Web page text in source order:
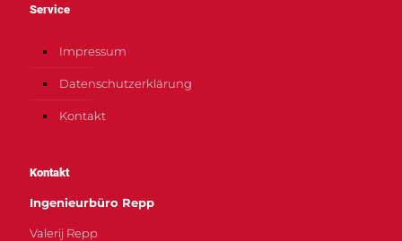
Service
Impressum
Datenschutzerklärung
Kontakt
Kontakt
Ingenieurbüro Repp
Valerij Repp